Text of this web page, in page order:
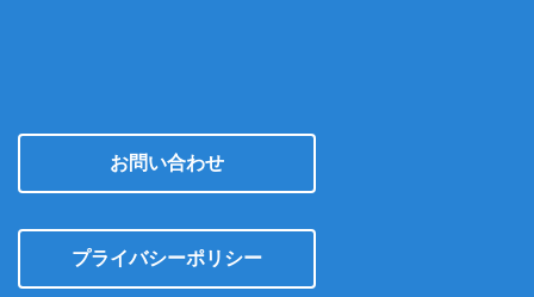
お問い合わせ
プライバシーポリシー